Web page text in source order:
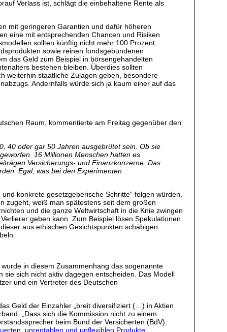
Verlass ist, schlägt die einbehaltene Rente als
mit geringeren Garantien und dafür höheren
eine mit entsprechenden Chancen und Risiken
sollten künftig nicht mehr 100 Prozent,
sowie reinen fondsgebundenen
das Geld zum Beispiel in börsengehandelten
bestehen bleiben. Überdies sollten
weiterhin staatliche Zulagen geben, besondere
Andernfalls würde sich ja kaum einer auf das
Raum, kommentierte am Freitag gegenüber den
40 oder gar 50 Jahren ausgebrütet sein. Ob sie
16 Millionen Menschen hatten es
Versicherungs- und Finanzkonzerne. Das
Egal, was bei den Experimenten
konkrete gesetzgeberische Schritte“ folgen würden.
zugeht, weiß man spätestens seit dem großen
und die ganze Weltwirtschaft in die Knie zwingen
geben kann. Zum Beispiel lösen Spekulationen
aus ethischen Gesichtspunkten schäbigen
in diesem Zusammenhang das sogenannte
sie sich nicht aktiv dagegen entscheiden. Das Modell
und ein Vertreter des Deutschen
Geld der Einzahler „breit diversifiziert (…) in Aktien
„Dass sich die Kommission nicht zu einem
beim Bund der Versicherten (BdV).
unrentablen und unflexiblen Produkte